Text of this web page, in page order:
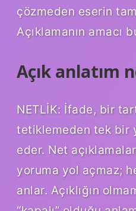
çözmeden eserin
Açıklamanın amacı
Açık anlatım
NETLİK: İfade, bir
tetiklemeden tek bir
eder. Net
yoruma yol açmaz;
anlar. Açıklığın